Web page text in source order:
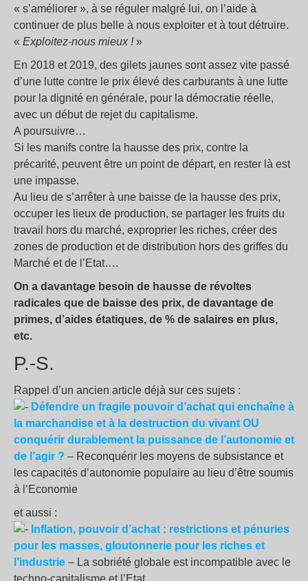
« s’améliorer », à se réguler malgré lui, on l’aide à
continuer de plus belle à nous exploiter et à tout détruire.
« Exploitez-nous mieux ! »
En 2018 et 2019, des gilets jaunes sont assez vite passé
d’une lutte contre le prix élevé des carburants à une lutte
pour la dignité en générale, pour la démocratie réelle,
avec un début de rejet du capitalisme.
A poursuivre…
Si les manifs contre la hausse des prix, contre la
précarité, peuvent être un point de départ, en rester là est
une impasse.
Au lieu de s’arrêter à une baisse de la hausse des prix,
occuper les lieux de production, se partager les fruits du
travail hors du marché, exproprier les riches, créer des
zones de production et de distribution hors des griffes du
Marché et de l’Etat….
On a davantage besoin de hausse de révoltes
radicales que de baisse des prix, de davantage de
primes, d’aides étatiques, de % de salaires en plus,
etc.
P.-S.
Rappel d’un ancien article déjà sur ces sujets :
Défendre un fragile pouvoir d’achat qui enchaîne à
la marchandise et à la destruction du vivant OU
conquérir durablement la puissance de l’autonomie et
de l’agir ? – Reconquérir les moyens de subsistance et
les capacités d’autonomie populaire au lieu d’être soumis
à l’Economie
et aussi :
Inflation, pouvoir d’achat : restrictions et pénuries
pour les masses, gloutonnerie pour les riches et
l’industrie – La sobriété globale est incompatible avec le
techno-capitalisme et l’Etat